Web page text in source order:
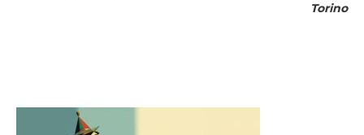
Torino